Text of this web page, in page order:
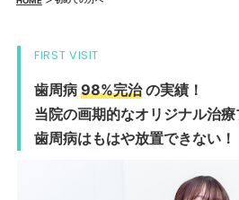
FIRST VISIT
歯周病98%完治の実績！
当院の画期的なオリジナル治
歯周病はもはや放置できない！